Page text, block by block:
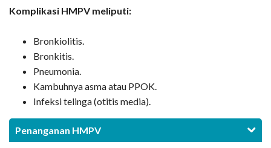
Komplikasi HMPV meliputi:
Bronkiolitis.
Bronkitis.
Pneumonia.
Kambuhnya asma atau PPOK.
Infeksi telinga (otitis media).
Penanganan HMPV